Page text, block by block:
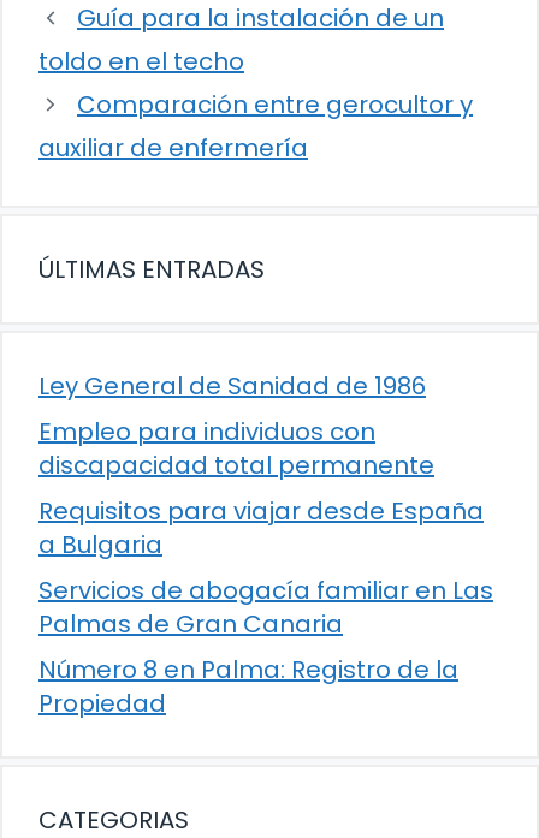
Guía para la instalación de un
toldo en el techo
Comparación entre gerocultor y
auxiliar de enfermería
ÚLTIMAS ENTRADAS
Ley General de Sanidad de 1986
Empleo para individuos con
discapacidad total permanente
Requisitos para viajar desde España
a Bulgaria
Servicios de abogacía familiar en Las
Palmas de Gran Canaria
Número 8 en Palma: Registro de la
Propiedad
CATEGORIAS